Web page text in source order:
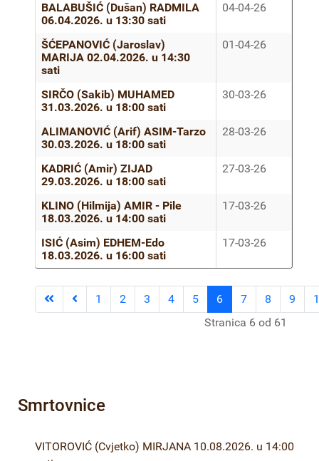
BALABUŠIĆ (Dušan) RADMILA
06.04.2026. u 13:30 sati
04-04-26
ŠĆEPANOVIĆ (Jaroslav)
MARIJA 02.04.2026. u 14:30
sati
01-04-26
SIRČO (Sakib) MUHAMED
31.03.2026. u 18:00 sati
30-03-26
ALIMANOVIĆ (Arif) ASIM-Tarzo
30.03.2026. u 18:00 sati
28-03-26
KADRIĆ (Amir) ZIJAD
29.03.2026. u 18:00 sati
27-03-26
KLINO (Hilmija) AMIR - Pile
18.03.2026. u 14:00 sati
17-03-26
ISIĆ (Asim) EDHEM-Edo
18.03.2026. u 16:00 sati
17-03-26
Stranica 6 od 61
1 2 3 4 5 6 7 8 9
Smrtovnice
VITOROVIĆ (Cvjetko) MIRJANA 10.08.2026. u 14:00